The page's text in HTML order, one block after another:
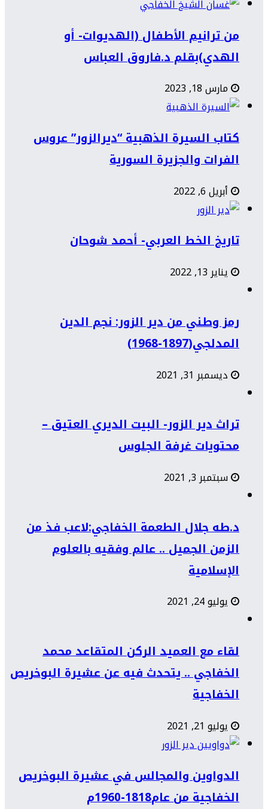
من ترانيم الأطفال (الهديوات- أو
الهدي)بقلم د.فاروق العباس
مارس 18, 2023
كتاب السيرة الذهبية “ديرالزور” عروس
الفرات والجزيرة السورية
أبريل 6, 2022
تاريخ الخط العربي- أحمد شوحان
يناير 13, 2022
رمز وطني من دير الزور: نجم الدين
المدلجي(1897-1968)
ديسمبر 31, 2021
تراث دير الزور- البيت الديري العتيق –
محتويات غرفة الجلوس
سبتمبر 3, 2021
د.طه جلال الطعمة الخفاجي:لاعب فذ من
الزمن الجميل .. عالم وفقيه بالعلوم
الإسلامية
يوليو 24, 2021
لقاء مع العميد الركن المتقاعد محمد
الخفاجي .. يتحدث فيه عن عشيرة البوخريص
الخفاجية
يوليو 21, 2021
الدواوين والمجالس في عشيرة البوخريص
الخفاجية من عام1818-1960م